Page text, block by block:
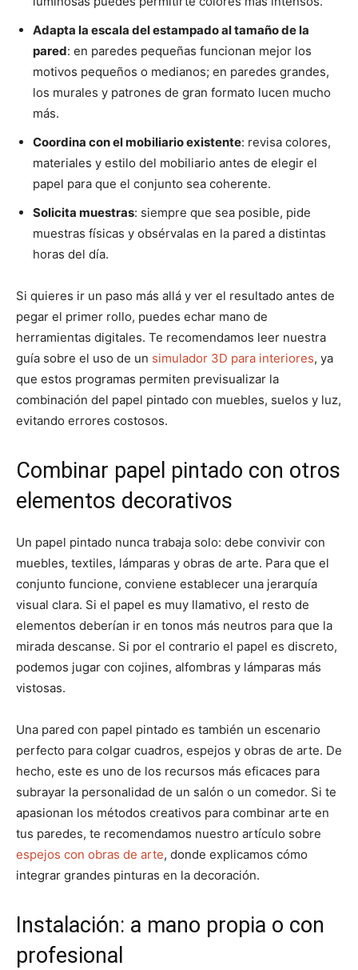
Adapta la escala del estampado al tamaño de la
pared: en paredes pequeñas funcionan mejor los
motivos pequeños o medianos; en paredes grandes,
los murales y patrones de gran formato lucen mucho
más.
Coordina con el mobiliario existente: revisa colores,
materiales y estilo del mobiliario antes de elegir el
papel para que el conjunto sea coherente.
Solicita muestras: siempre que sea posible, pide
muestras físicas y obsérvalas en la pared a distintas
horas del día.
Si quieres ir un paso más allá y ver el resultado antes de
pegar el primer rollo, puedes echar mano de
herramientas digitales. Te recomendamos leer nuestra
guía sobre el uso de un simulador 3D para interiores, ya
que estos programas permiten previsualizar la
combinación del papel pintado con muebles, suelos y luz,
evitando errores costosos.
Combinar papel pintado con otros
elementos decorativos
Un papel pintado nunca trabaja solo: debe convivir con
muebles, textiles, lámparas y obras de arte. Para que el
conjunto funcione, conviene establecer una jerarquía
visual clara. Si el papel es muy llamativo, el resto de
elementos deberían ir en tonos más neutros para que la
mirada descanse. Si por el contrario el papel es discreto,
podemos jugar con cojines, alfombras y lámparas más
vistosas.
Una pared con papel pintado es también un escenario
perfecto para colgar cuadros, espejos y obras de arte. De
hecho, este es uno de los recursos más eficaces para
subrayar la personalidad de un salón o un comedor. Si te
apasionan los métodos creativos para combinar arte en
tus paredes, te recomendamos nuestro artículo sobre
espejos con obras de arte, donde explicamos cómo
integrar grandes pinturas en la decoración.
Instalación: a mano propia o con
profesional